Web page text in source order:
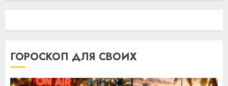
ГОРОСКОП ДЛЯ СВОИХ